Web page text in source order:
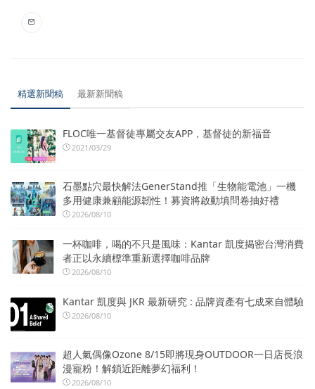
精選新聞稿 最新新聞稿
FLOC唯一基督徒專屬交友APP，基督徒的新福音
2021/03/29
石墨點穴最快解法GenerStand推「生物能電池」一機
多用健康兼顧能源韌性！募資將啟動填問卷抽好禮
2026/08/10
一杯咖啡，喝的不只是風味：Kantar 凱度揭密台灣消費
者正以永續標準重新選擇咖啡品牌
2026/08/10
Kantar 凱度與 JKR 最新研究 : 品牌資產有七成來自體驗
2026/08/10
超人氣偶像Ozone 8/15即將現身OUTDOOR一日店長浪
漫寵粉！解鎖近距離夢幻福利！
2026/08/10